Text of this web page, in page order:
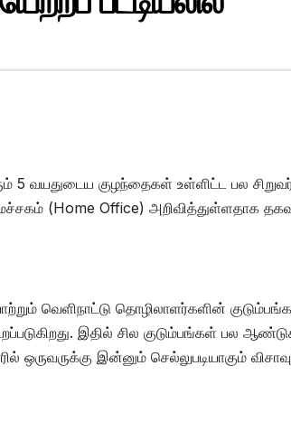
5 வயதுடைய குழந்தைகள் உள்ளிட்ட பல
(Home Office) அறிவித்துள்ளதாக
வெளிநாட்டு தொழிலாளர்களின்
இதில் சில குடும்பங்கள் பல
ஒருவருக்கு இன்னும் செல்லுபடியாகும்